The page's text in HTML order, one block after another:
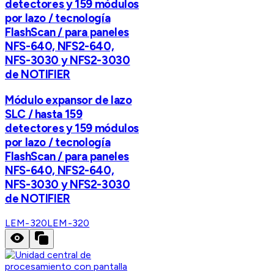
detectores y 159 módulos
por lazo / tecnología
FlashScan / para paneles
NFS-640, NFS2-640,
NFS-3030 y NFS2-3030
de NOTIFIER
Módulo expansor de lazo
SLC / hasta 159
detectores y 159 módulos
por lazo / tecnología
FlashScan / para paneles
NFS-640, NFS2-640,
NFS-3030 y NFS2-3030
de NOTIFIER
LEM-320LEM-320